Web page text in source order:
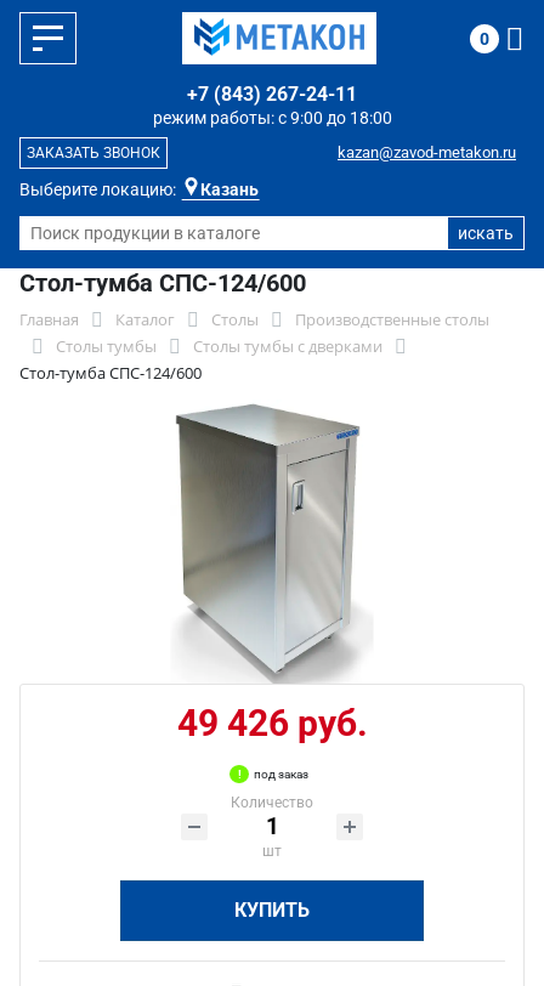
Выберите локацию: Казань
режим работы: с 9:00 до 18:00
+7 (843) 267-24-11
kazan@zavod-metakon.ru
ЗАКАЗАТЬ ЗВОНОК
0
Стол-тумба СПС-124/600
Главная Каталог Столы
Производственные столы
Столы тумбы
Столы тумбы с дверками
Стол-тумба СПС-124/600
49 426 руб.
под заказ
Количество
шт
КУПИТЬ